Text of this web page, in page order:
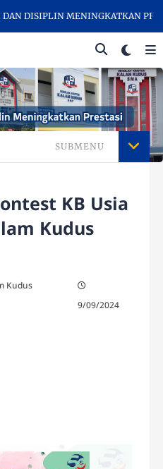
DISIPLIN MENINGKATKAN
SUBMENU
KB Usia
Kudus
Kudus
9/09/2024